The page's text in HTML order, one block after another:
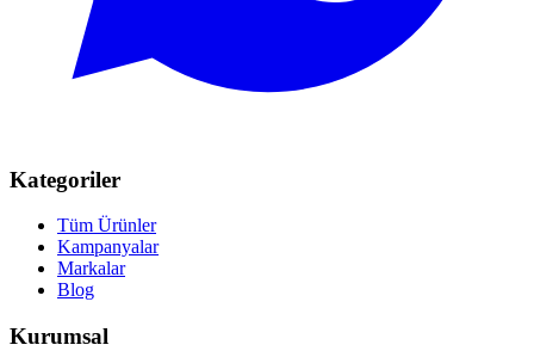
Kategoriler
Tüm Ürünler
Kampanyalar
Markalar
Blog
Kurumsal